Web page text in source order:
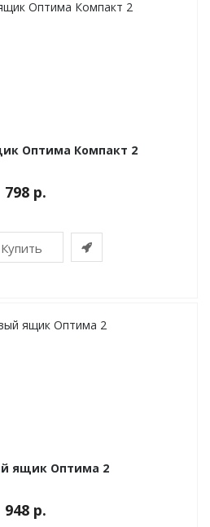
Оптима Компакт 2
798 р.
Купить
ящик Оптима 2
948 р.